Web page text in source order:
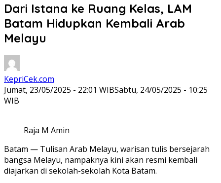
Dari Istana ke Ruang Kelas, LAM
Batam Hidupkan Kembali Arab
Melayu
KepriCek.com
Jumat, 23/05/2025 - 22:01 WIBSabtu, 24/05/2025 - 10:25
WIB
Raja M Amin
Batam — Tulisan Arab Melayu, warisan tulis bersejarah
bangsa Melayu, nampaknya kini akan resmi kembali
diajarkan di sekolah-sekolah Kota Batam.